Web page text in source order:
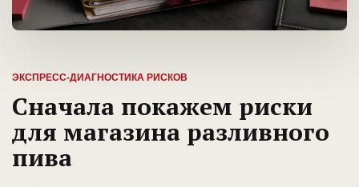
ЭКСПРЕСС-ДИАГНОСТИКА РИСКОВ
Сначала покажем риски
для магазина разливного
пива